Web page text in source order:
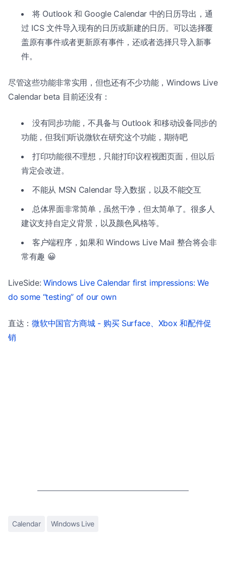
将 Outlook 和 Google Calendar 中的日历导出，通
过 ICS 文件导入现有的日历或新建的日历。可以选择覆
盖原有事件或者更新原有事件，还或者选择只导入新事
件。
尽管这些功能非常实用，但也还有不少功能，Windows Live
Calendar beta 目前还没有：
没有同步功能，不具备与 Outlook 和移动设备同步的
功能，但我们听说微软在研究这个功能，期待吧
打印功能很不理想，只能打印议程视图页面，但以后
肯定会改进。
不能从 MSN Calendar 导入数据，以及不能交互
总体界面非常简单，虽然干净，但太简单了。很多人
建议支持自定义背景，以及颜色风格等。
客户端程序，如果和 Windows Live Mail 整合将会非
常有趣 😀
LiveSide:Windows Live Calendar first impressions: We
do some “testing” of our own
直达：微软中国官方商城 - 购买 Surface、Xbox 和配件促
销
Calendar Windows Live